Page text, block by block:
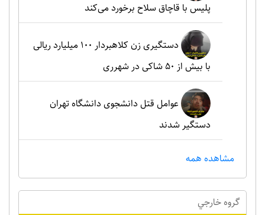
پلیس با قاچاق سلاح برخورد می‌کند
دستگیری زن کلاهبردار ۱۰۰ میلیارد ریالی
با بیش از ۵۰ شاکی در شهرری
عوامل قتل دانشجوی دانشگاه تهران
دستگیر شدند
مشاهده همه
گروه خارجي